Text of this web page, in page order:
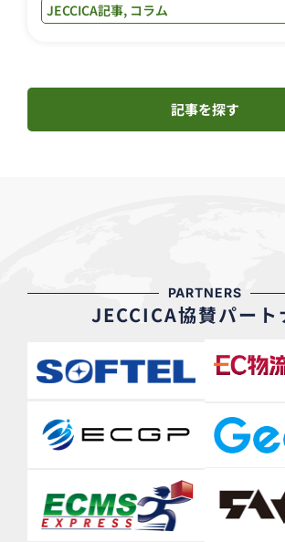
JECCICA記事, コラム
記事を探す
PARTNERS
JECCICA協賛パート